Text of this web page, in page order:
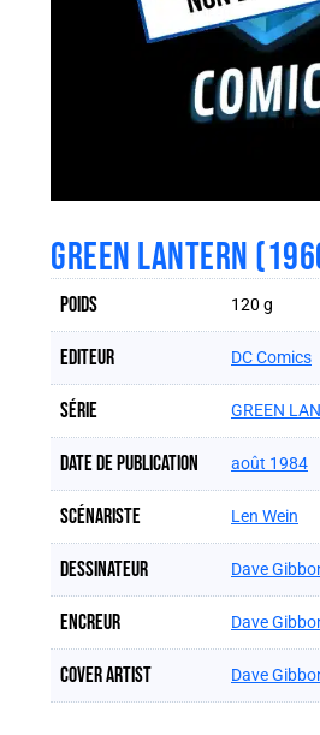
GREEN LANTERN
Poids 120 g
Editeur DC Comics
Série GREEN
Date de publication août 1984
Scénariste Len Wein
Dessinateur Dave
Encreur Dave
Cover artist Dave